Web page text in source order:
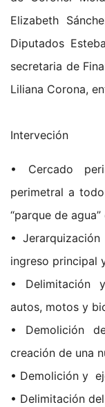
Elizabeth
Diputados
secretaria de
Liliana Corona,
Interveción
• Cercado
perimetral a
“parque de
•
ingreso principal
• Delimitación
autos, motos y
• Demolición
creación de una
• Demolición y
• Delimitación